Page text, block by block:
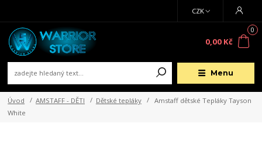
Menu
CZK
0
0,00 Kč
Úvod AMSTAFF - DĚTI Dětské tepláky
Amstaff dětské Tepláky Tayson
White